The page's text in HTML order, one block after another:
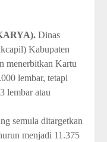
Dinas
Kabupaten
menerbitkan Kartu
lembar, tetapi
lembar atau
semula ditargetkan
menjadi 11.375